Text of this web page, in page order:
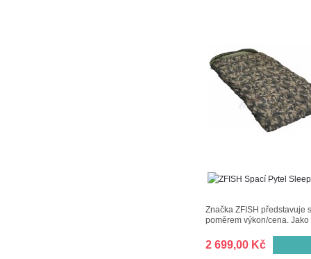
Značka ZFISH představuje
poměrem výkon/cena. Jako
2 699,00 Kč